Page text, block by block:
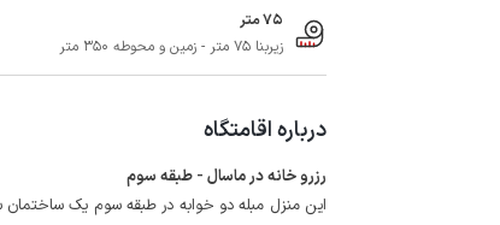
75 متر
زیربنا 75 متر - زمین و محوطه 350 متر
درباره اقامتگاه
رزرو خانه در ماسال - طبقه سوم
این منزل مبله دو خوابه در طبقه سوم یک ساختمان